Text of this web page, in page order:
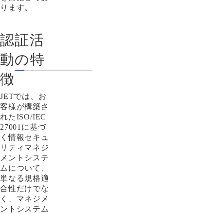
ります。
認証活
動の特
徴
JETでは、お
客様が構築さ
れたISO/IEC
27001に基づ
く情報セキュ
リティマネジ
メントシステ
ムについて、
単なる規格適
合性だけでな
く、マネジメ
ントシステム